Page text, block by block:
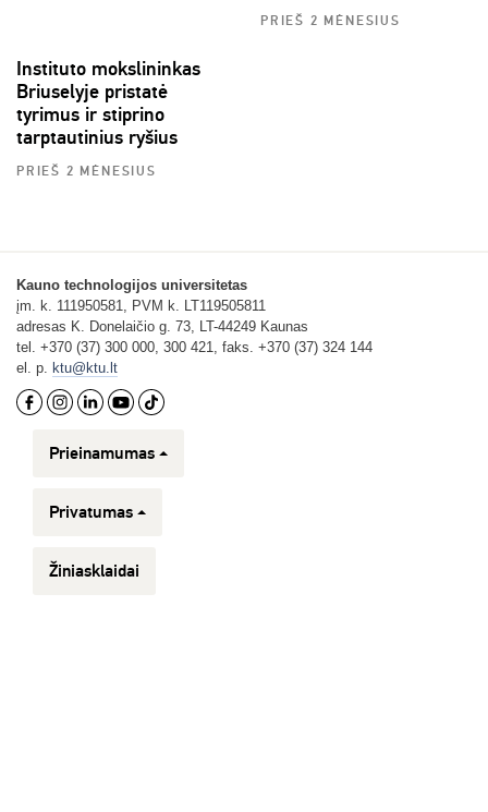
PRIEŠ 2 MĖNESIUS
Instituto mokslininkas
Briuselyje pristatė
tyrimus ir stiprino
tarptautinius ryšius
PRIEŠ 2 MĖNESIUS
Kauno technologijos universitetas
įm. k. 111950581, PVM k. LT119505811
adresas K. Donelaičio g. 73, LT-44249 Kaunas
tel. +370 (37) 300 000, 300 421, faks. +370 (37) 324 144
el. p. ktu@ktu.lt
Prieinamumas
Privatumas
Žiniasklaidai